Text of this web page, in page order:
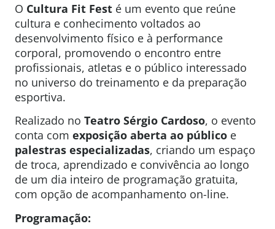
O Cultura Fit Fest é um evento que reúne
cultura e conhecimento voltados ao
desenvolvimento físico e à performance
corporal, promovendo o encontro entre
profissionais, atletas e o público interessado
no universo do treinamento e da preparação
esportiva.
Realizado no Teatro Sérgio Cardoso, o evento
conta com exposição aberta ao público e
palestras especializadas, criando um espaço
de troca, aprendizado e convivência ao longo
de um dia inteiro de programação gratuita,
com opção de acompanhamento on-line.
Programação: